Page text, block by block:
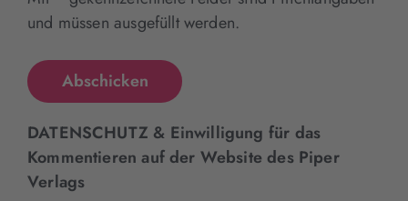
und müssen ausgefüllt werden.
DATENSCHUTZ & Einwilligung für das
Kommentieren auf der Website des Piper
Verlags